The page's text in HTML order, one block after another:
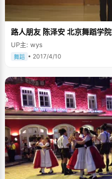
路人朋友 陈泽安 北京舞蹈学院
UP主: wys
舞蹈 • 2017/4/10